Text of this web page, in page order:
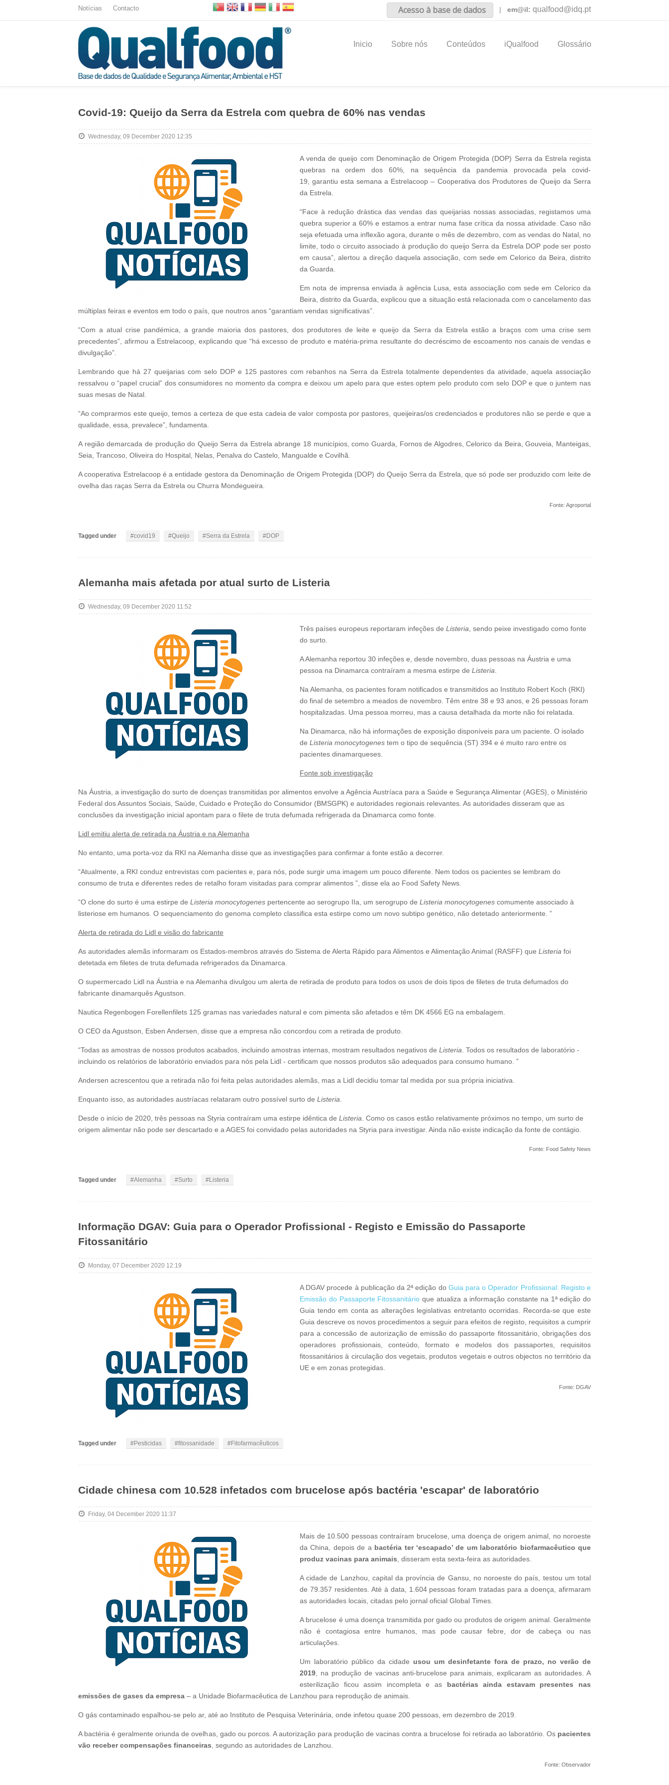
Notícias Contacto Acesso à base de dados | em@il: qualfood@idq.pt
Inicio Sobre nós Conteúdos iQualfood Glossário
Covid-19: Queijo da Serra da Estrela com quebra de 60% nas vendas
Wednesday, 09 December 2020 12:35
A venda de queijo com Denominação de Origem Protegida (DOP) Serra da Estrela regista
quebras na ordem dos 60%, na sequência da pandemia provocada pela covid-
19, garantiu esta semana a Estrelacoop – Cooperativa dos Produtores de Queijo da Serra
da Estrela.
“Face à redução drástica das vendas das queijarias nossas associadas, registamos uma
quebra superior a 60% e estamos a entrar numa fase crítica da nossa atividade. Caso não
seja efetuada uma inflexão agora, durante o mês de dezembro, com as vendas do Natal, no
limite, todo o circuito associado à produção do queijo Serra da Estrela DOP pode ser posto
em causa”, alertou a direção daquela associação, com sede em Celorico da Beira, distrito
da Guarda.
Em nota de imprensa enviada à agência Lusa, esta associação com sede em Celorico da
Beira, distrito da Guarda, explicou que a situação está relacionada com o cancelamento das
múltiplas feiras e eventos em todo o país, que noutros anos “garantiam vendas significativas”.
“Com a atual crise pandémica, a grande maioria dos pastores, dos produtores de leite e queijo da Serra da Estrela estão a braços com uma crise sem
precedentes”, afirmou a Estrelacoop, explicando que “há excesso de produto e matéria-prima resultante do decréscimo de escoamento nos canais de vendas e
divulgação”.
Lembrando que há 27 queijarias com selo DOP e 125 pastores com rebanhos na Serra da Estrela totalmente dependentes da atividade, aquela associação
ressalvou o “papel crucial” dos consumidores no momento da compra e deixou um apelo para que estes optem pelo produto com selo DOP e que o juntem nas
suas mesas de Natal.
“Ao comprarmos este queijo, temos a certeza de que esta cadeia de valor composta por pastores, queijeiras/os credenciados e produtores não se perde e que a
qualidade, essa, prevalece”, fundamenta.
A região demarcada de produção do Queijo Serra da Estrela abrange 18 municípios, como Guarda, Fornos de Algodres, Celorico da Beira, Gouveia, Manteigas,
Seia, Trancoso, Oliveira do Hospital, Nelas, Penalva do Castelo, Mangualde e Covilhã.
A cooperativa Estrelacoop é a entidade gestora da Denominação de Origem Protegida (DOP) do Queijo Serra da Estrela, que só pode ser produzido com leite de
ovelha das raças Serra da Estrela ou Churra Mondegueira.
Fonte: Agroportal
Tagged under covid19 Queijo Serra da Estrela DOP
Alemanha mais afetada por atual surto de Listeria
Wednesday, 09 December 2020 11:52
Três países europeus reportaram infeções de Listeria , sendo peixe investigado como fonte
do surto.
A Alemanha reportou 30 infeções e, desde novembro, duas pessoas na Áustria e uma
pessoa na Dinamarca contraíram a mesma estirpe de Listeria
Na Alemanha, os pacientes foram notificados e transmitidos ao Instituto Robert Koch (RKI)
do final de setembro a meados de novembro. Têm entre 38 e 93 anos, e 26 pessoas foram
hospitalizadas. Uma pessoa morreu, mas a causa detalhada da morte não foi relatada.
Na Dinamarca, não há informações de exposição disponíveis para um paciente. O isolado
de Listeria monocytogenes tem o tipo de sequência (ST) 394 e é muito raro entre os
pacientes dinamarqueses.
Fonte sob investigação
Na Áustria, a investigação do surto de doenças transmitidas por alimentos envolve a Agência Austríaca para a Saúde e Segurança Alimentar (AGES), o Ministério
Federal dos Assuntos Sociais, Saúde, Cuidado e Proteção do Consumidor (BMSGPK) e autoridades regionais relevantes. As autoridades disseram que as
conclusões da investigação inicial apontam para o filete de truta defumada refrigerada da Dinamarca como fonte.
Lidl emitiu alerta de retirada na Áustria e na Alemanha
No entanto, uma porta-voz da RKI na Alemanha disse que as investigações para confirmar a fonte estão a decorrer.
“Atualmente, a RKI conduz entrevistas com pacientes e, para nós, pode surgir uma imagem um pouco diferente. Nem todos os pacientes se lembram do
consumo de truta e diferentes redes de retalho foram visitadas para comprar alimentos ”, disse ela ao Food Safety News.
“O clone do surto é uma estirpe de Listeria monocytogenes pertencente ao serogrupo IIa, um serogrupo de Listeria monocytogenes comumente associado à
listeriose em humanos. O sequenciamento do genoma completo classifica esta estirpe como um novo subtipo genético, não detetado anteriormente. ”
Alerta de retirada do Lidl e visão do fabricante
As autoridades alemãs informaram os Estados-membros através do Sistema de Alerta Rápido para Alimentos e Alimentação Animal (RASFF) que Listeria foi
detetada em filetes de truta defumada refrigerados da Dinamarca.
O supermercado Lidl na Áustria e na Alemanha divulgou um alerta de retirada de produto para todos os usos de dois tipos de filetes de truta defumados do
fabricante dinamarquês Agustson.
Nautica Regenbogen Forellenfilets 125 gramas nas variedades natural e com pimenta são afetados e têm DK 4566 EG na embalagem.
O CEO da Agustson, Esben Andersen, disse que a empresa não concordou com a retirada de produto.
“Todas as amostras de nossos produtos acabados, incluindo amostras internas, mostram resultados negativos de Listeria . Todos os resultados de laboratório -
incluindo os relatórios de laboratório enviados para nós pela Lidl - certificam que nossos produtos são adequados para consumo humano. ”
Andersen acrescentou que a retirada não foi feita pelas autoridades alemãs, mas a Lidl decidiu tomar tal medida por sua própria iniciativa.
Enquanto isso, as autoridades austríacas relataram outro possível surto de Listeria
Desde o início de 2020, três pessoas na Styria contraíram uma estirpe idêntica de Listeria . Como os casos estão relativamente próximos no tempo, um surto de
origem alimentar não pode ser descartado e a AGES foi convidado pelas autoridades na Styria para investigar. Ainda não existe indicação da fonte de contágio.
Fonte: Food Safety News
Tagged under Alemanha Surto Listeria
Informação DGAV: Guia para o Operador Profissional - Registo e Emissão do Passaporte
Fitossanitário
Monday, 07 December 2020 12:19
A DGAV procede à publicação da 2ª edição do Guia para o Operador Profissional: Registo e
Emissão do Passaporte Fitossanitário que atualiza a informação constante na 1ª edição do
Guia tendo em conta as alterações legislativas entretanto ocorridas. Recorda-se que este
Guia descreve os novos procedimentos a seguir para efeitos de registo, requisitos a cumprir
para a concessão de autorização de emissão do passaporte fitossanitário, obrigações dos
operadores profissionais, conteúdo, formato e modelos dos passaportes, requisitos
fitossanitários à circulação dos vegetais, produtos vegetais e outros objectos no território da
UE e em zonas protegidas.
Fonte: DGAV
Tagged under Pesticidas fitossanidade Fitofarmacêuticos
Cidade chinesa com 10.528 infetados com brucelose após bactéria 'escapar' de laboratório
Friday, 04 December 2020 11:37
Mais de 10.500 pessoas contraíram brucelose, uma doença de origem animal, no noroeste
da China, depois de a bactéria ter ‘escapado’ de um laboratório biofarmacêutico que
produz vacinas para animais , disseram esta sexta-feira as autoridades.
A cidade de Lanzhou, capital da província de Gansu, no noroeste do país, testou um total
de 79.357 residentes. Até à data, 1.604 pessoas foram tratadas para a doença, afirmaram
as autoridades locais, citadas pelo jornal oficial Global Times.
A brucelose é uma doença transmitida por gado ou produtos de origem animal. Geralmente
não é contagiosa entre humanos, mas pode causar febre, dor de cabeça ou nas
articulações.
Um laboratório público da cidade usou um desinfetante fora de prazo, no verão de
2019 , na produção de vacinas anti-brucelose para animais, explicaram as autoridades. A
esterilização ficou assim incompleta e as bactérias ainda estavam presentes nas
emissões de gases da empresa – a Unidade Biofarmacêutica de Lanzhou para reprodução de animais.
O gás contaminado espalhou-se pelo ar, até ao Instituto de Pesquisa Veterinária, onde infetou quase 200 pessoas, em dezembro de 2019.
A bactéria é geralmente oriunda de ovelhas, gado ou porcos. A autorização para produção de vacinas contra a brucelose foi retirada ao laboratório. Os pacientes
vão receber compensações financeiras , segundo as autoridades de Lanzhou.
Fonte: Observador